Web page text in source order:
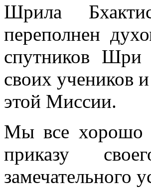
Шрила
переполнен
спутников
своих учеников
этой Миссии.
Мы все хорошо
приказу
замечательного